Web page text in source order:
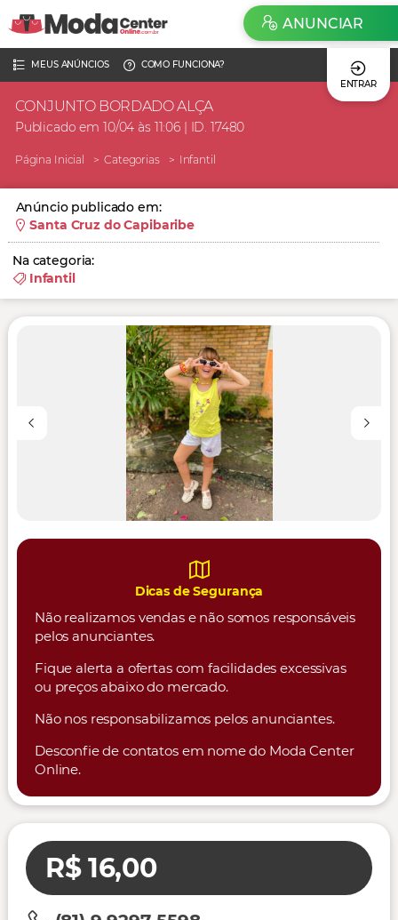
MEUS ANÚNCIOS
COMO FUNCIONA?
ENTRAR
ANUNCIAR
CONJUNTO BORDADO ALÇA
Publicado em 10/04 às 11:06 | ID. 17480
Página Inicial Categorias Infantil
Anúncio publicado em:
Santa Cruz do Capibaribe
Na categoria:
Infantil
Dicas de Segurança
Não realizamos vendas e não somos responsáveis
pelos anunciantes.
Fique alerta a ofertas com facilidades excessivas
ou preços abaixo do mercado.
Não nos responsabilizamos pelos anunciantes.
Desconfie de contatos em nome do Moda Center
Online.
R$ 16,00